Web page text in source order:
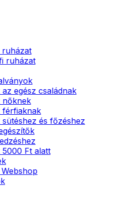
ruházat
ruházat
egész családnak
nőknek
férfiaknak
sütéshez és főzéshez
5000 Ft alatt